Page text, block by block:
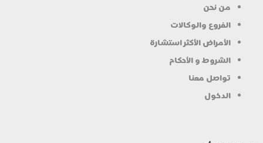
من نحن
الفروع والوكالات
الأمراض الأكثر استشارة
الشروط و الأحكام
تواصل معنا
الدخول